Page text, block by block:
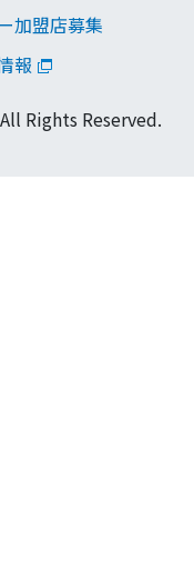
加盟店募集
報
Rights Reserved.